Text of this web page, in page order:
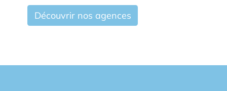
Découvrir nos agences